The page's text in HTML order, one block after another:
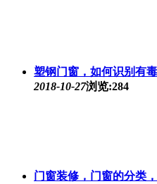
塑钢门窗，如何识别有
2018-10-27浏览:284
门窗装修，门窗的分类